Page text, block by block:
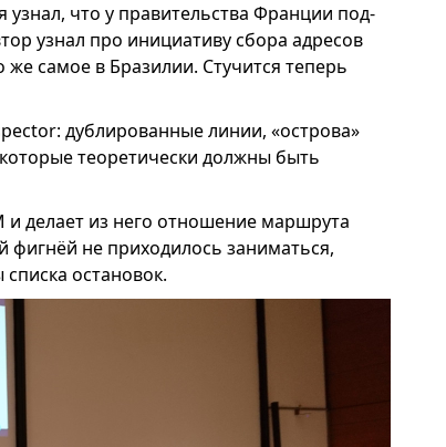
узнал, что у правительства Франции под-
узнал про инициативу сбора адресов
самое в Бразилии. Стучится теперь
дублированные линии, «острова»
теоретически должны быть
и делает из него отношение маршрута
фигнёй не приходилось заниматься,
остановок.